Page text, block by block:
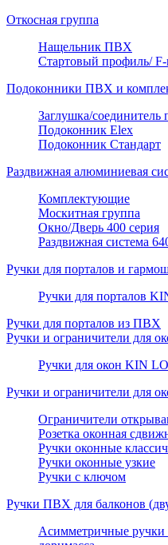
Откосная группа
Нащельник ПВХ
Стартовый профиль/
Подоконники ПВХ и
Заглушка/соединитель
Подоконник Elex
Подоконник Стандарт
Раздвижная алюминиевая
Комплектующие
Москитная группа
Окно/Дверь 400 серия
Раздвижная система
Ручки для порталов и
Ручки для порталов
Ручки для порталов из ПВХ
Ручки и ограничители для
Ручки для окон KIN
Ручки и ограничители для
Ограничители
Розетка оконная
Ручки оконные
Ручки оконные узкие
Ручки с ключом
Ручки ПВХ для балконов
Асимметричные ручки